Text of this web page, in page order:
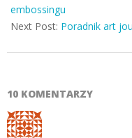
embossingu
Next Post: Poradnik art
10 KOMENTARZY